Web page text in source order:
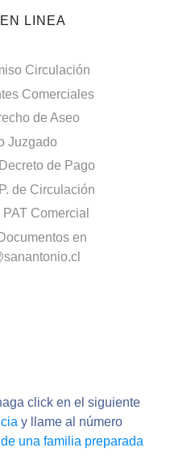
LINEA
Circulación
Comerciales
de Aseo
Juzgado
de Pago
de Circulación
Comercial
en
click en el siguiente
y llame al número
una familia preparada